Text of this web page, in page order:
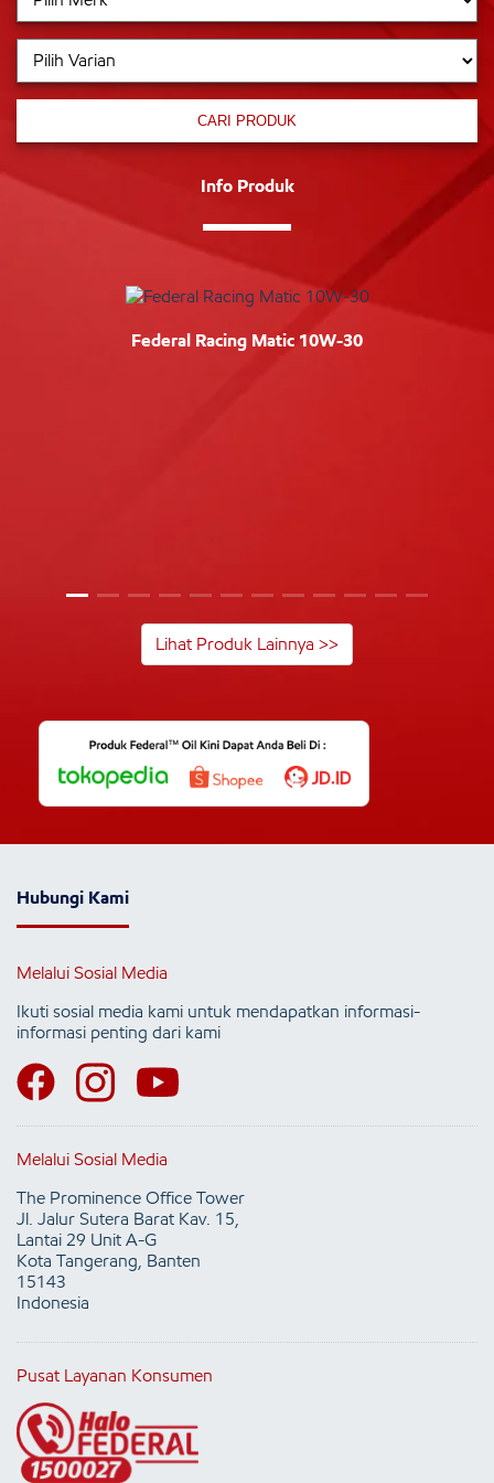
CARI PRODUK
Info Produk
Federal Racing Matic 10W-30
Lihat Produk Lainnya >>
Hubungi Kami
Melalui Sosial Media
Ikuti sosial media kami untuk mendapatkan informasi-
informasi penting dari kami
Melalui Sosial Media
The Prominence Office Tower
Jl. Jalur Sutera Barat Kav. 15,
Lantai 29 Unit A-G
Kota Tangerang, Banten
15143
Indonesia
Pusat Layanan Konsumen